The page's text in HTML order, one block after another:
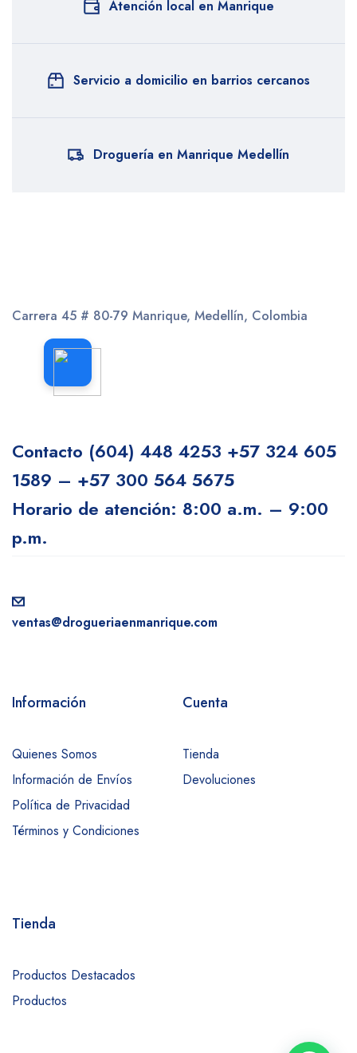
Atención local en Manrique
Servicio a domicilio en barrios cercanos
Droguería en Manrique Medellín
Carrera 45 # 80-79 Manrique, Medellín, Colombia
Contacto (604) 448 4253 +57 324 605
1589 – +57 300 564 5675
Horario de atención: 8:00 a.m. – 9:00
p.m.
ventas@drogueriaenmanrique.com
Información
Quienes Somos
Información de Envíos
Política de Privacidad
Términos y Condiciones
Cuenta
Tienda
Devoluciones
Tienda
Productos Destacados
Productos